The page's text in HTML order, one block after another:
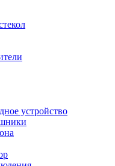
устройство